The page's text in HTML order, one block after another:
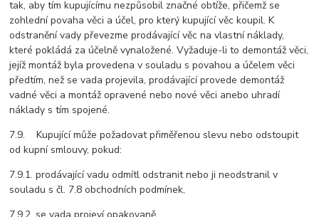
tak, aby tím kupujícímu nezpůsobil značné obtíže, přičemž se
zohlední povaha věci a účel, pro který kupující věc koupil. K
odstranění vady převezme prodávající věc na vlastní náklady,
které pokládá za účelně vynaložené. Vyžaduje-li to demontáž věci,
jejíž montáž byla provedena v souladu s povahou a účelem věci
předtím, než se vada projevila, prodávající provede demontáž
vadné věci a montáž opravené nebo nové věci anebo uhradí
náklady s tím spojené.
7.9. Kupující může požadovat přiměřenou slevu nebo odstoupit
od kupní smlouvy, pokud:
7.9.1. prodávající vadu odmítl odstranit nebo ji neodstranil v
souladu s čl. 7.8 obchodních podmínek,